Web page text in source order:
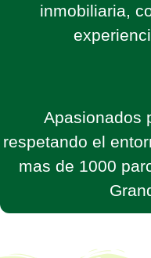
inmobiliaria,
Apasionados
respetando el
mas de 1000